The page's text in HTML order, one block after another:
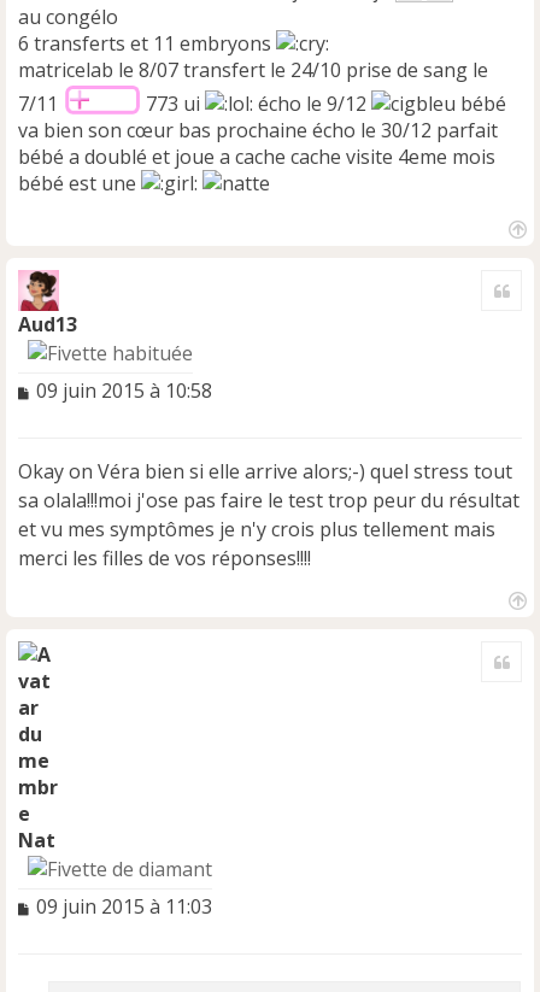
au congélo
6 transferts et 11 embryons
matricelab le 8/07 transfert le 24/10 prise de sang le
7/11
773 ui écho le 9/12
bébé
va bien son cœur bas prochaine écho le 30/12 parfait
bébé a doublé et joue a cache cache visite 4eme mois
bébé est une
Aud13
M
s
a
g
e
n
o
u
09 juin 2015 à 10:58
Okay on Véra bien si elle arrive alors;-) quel stress tout
sa olala!!!moi j'ose pas faire le test trop peur du résultat
et vu mes symptômes je n'y crois plus tellement mais
merci les filles de vos réponses!!!!
Nat
M
09 juin 2015 à 11:03